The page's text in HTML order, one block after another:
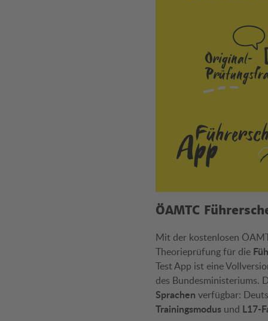
ÖAMTC
Mit der kostenlosen
Theorieprüfung für die
Test App ist eine
des Bundesministeriums.
Sprachen verfügbar:
Trainingsmodus und L17-